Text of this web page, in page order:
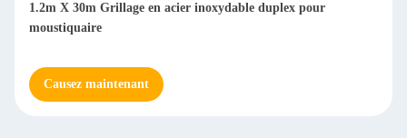
1.2m X 30m Grillage en acier inoxydable duplex pour
moustiquaire
Causez maintenant